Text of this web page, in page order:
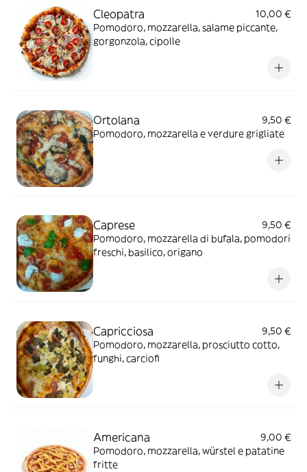
Cleopatra
10,00 €
Pomodoro, mozzarella, salame piccante,
gorgonzola, cipolle
Ortolana
9,50 €
Pomodoro, mozzarella e verdure grigliate
Caprese
9,50 €
Pomodoro, mozzarella di bufala, pomodori
freschi, basilico, origano
Capricciosa
9,50 €
Pomodoro, mozzarella, prosciutto cotto,
funghi, carciofi
Americana
9,00 €
Pomodoro, mozzarella, würstel e patatine
fritte